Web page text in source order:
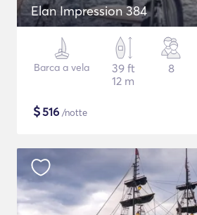
Elan Impression 384
Barca a vela
39 ft
12 m
8
$516 /notte